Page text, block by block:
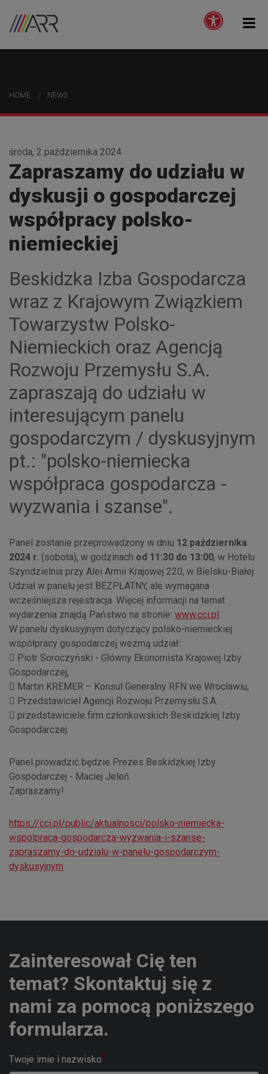
HOME NEWS
środa, 2 października 2024
Zapraszamy do udziału w
dyskusji o gospodarczej
współpracy polsko-
niemieckiej
Beskidzka Izba Gospodarcza
wraz z Krajowym Związkiem
Towarzystw Polsko-
Niemieckich oraz Agencją
Rozwoju Przemysłu S.A.
zapraszają do udziału w
interesującym panelu
gospodarczym / dyskusyjnym
pt.: "polsko-niemiecka
współpraca gospodarcza -
wyzwania i szanse".
Panel zostanie przeprowadzony w dniu 12 października
2024 r. (sobota), w godzinach od 11:30 do 13:00, w Hotelu
Szyndzielnia przy Alei Armii Krajowej 220, w Bielsku-Białej.
Udział w panelu jest BEZPŁATNY, ale wymagana
wcześniejsza rejestracja. Więcej informacji na temat
wydarzenia znajdą Państwo na stronie: www.cci.pl.
W panelu dyskusyjnym dotyczący polsko-niemieckiej
współpracy gospodarczej wezmą udział::
 Piotr Soroczyński - Główny Ekonomista Krajowej Izby
Gospodarczej,
 Martin KREMER – Konsul Generalny RFN we Wrocławiu,
 Przedstawiciel Agencji Rozwoju Przemysłu S.A.
 przedstawiciele firm członkowskich Beskidzkiej Izby
Gospodarczej.
Panel prowadzić będzie Prezes Beskidzkiej Izby
Gospodarczej - Maciej Jeleń.
Zapraszamy!
https://cci.pl/public/aktualnosci/polsko-niemiecka-
wspolpraca-gospodarcza-wyzwania-i-szanse-
zapraszamy-do-udzialu-w-panelu-gospodarczym-
dyskusyjnym
Zainteresował Cię ten
temat? Skontaktuj się z
nami za pomocą poniższego
formularza.
Twoje imie i nazwisko